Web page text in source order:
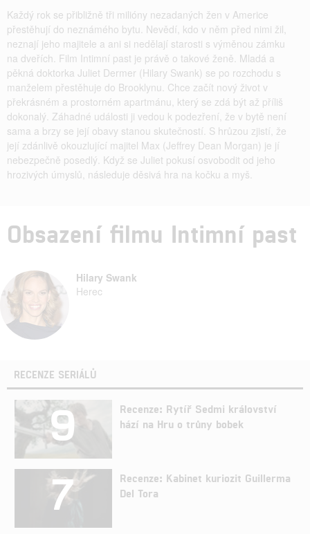
Každý rok se přibližně tři milióny nezadaných žen v Americe
přestěhují do neznámého bytu. Nevědí, kdo v něm před nimi žil,
neznají jeho majitele a ani si nedělají starosti s výměnou zámku
na dveřích. Film Intimní past je právě o takové ženě. Mladá a
pěkná doktorka Juliet Dermer (Hilary Swank) se po rozchodu s
manželem přestěhuje do Brooklynu. Chce začít nový život v
překrásném a prostorném apartmánu, který se zdá být až příliš
dokonalý. Záhadné události ji vedou k podezření, že v bytě není
sama a brzy se její obavy stanou skutečností. S hrůzou zjistí, že
její zdánlivě okouzlující majitel Max (Jeffrey Dean Morgan) je jí
nebezpečně posedlý. Když se Juliet pokusí osvobodit od jeho
hrozivých úmyslů, následuje děsivá hra na kočku a myš.
Obsazení filmu Intimní past
Hilary Swank
Herec
RECENZE SERIÁLŮ
9
Recenze: Rytíř Sedmi království
hází na Hru o trůny bobek
7
Recenze: Kabinet kuriozit Guillerma
Del Tora